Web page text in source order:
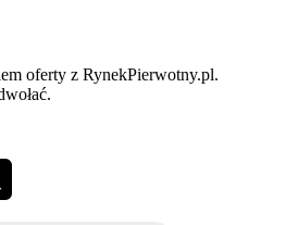
oferty z RynekPierwotny.pl.